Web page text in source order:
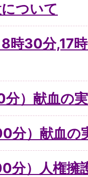
ついて
8時30分,17
分）献血の
分）献血の
分）人権擁